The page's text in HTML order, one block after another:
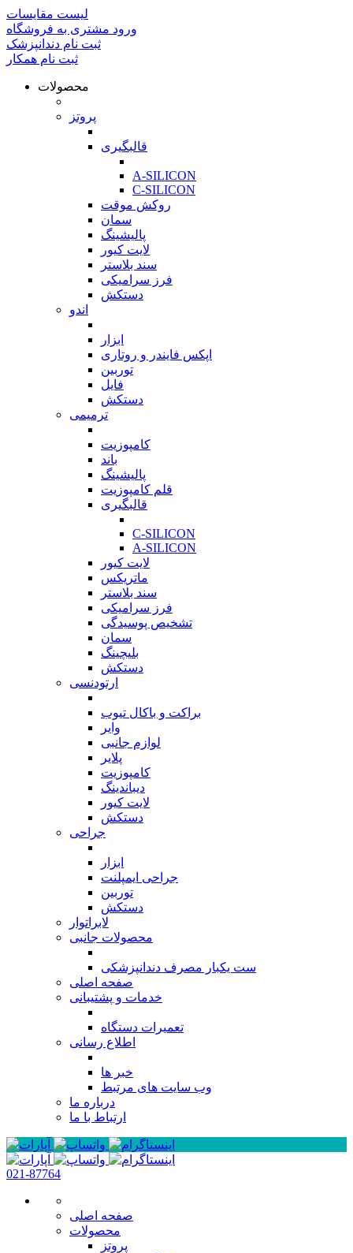
لیست مقایسات
ورود مشتری به فروشگاه
ثبت نام دندانپزشک
ثبت نام همکار
محصولات
پروتز
قالبگیری
A-SILICON
C-SILICON
روکش موقت
سمان
پالیشینگ
لایت کیور
سند بلاستر
فرز سرامیکی
دستکش
اندو
ابزار
اپکس فایندر و روتاری
توربین
فایل
دستکش
ترمیمی
کامپوزیت
باند
پالیشینگ
قلم کامپوزیت
قالبگیری
C-SILICON
A-SILICON
لایت کیور
ماتریکس
سند بلاستر
فرز سرامیکی
تشخیص پوسیدگی
سمان
بلیچینگ
دستکش
ارتودنسی
براکت و باکال تیوب
وایر
لوازم جانبی
پلایر
کامپوزیت
دیباندینگ
لایت کیور
دستکش
جراحی
ابزار
جراحی ایمپلنت
توربین
دستکش
لابراتوار
محصولات جانبی
ست یکبار مصرف دندانپزشکی
صفحه اصلی
خدمات و پشتیبانی
تعمیرات دستگاه
اطلاع رسانی
خبر ها
وب سایت های مرتبط
درباره ما
ارتباط با ما
021-87764
صفحه اصلی
محصولات
پروتز